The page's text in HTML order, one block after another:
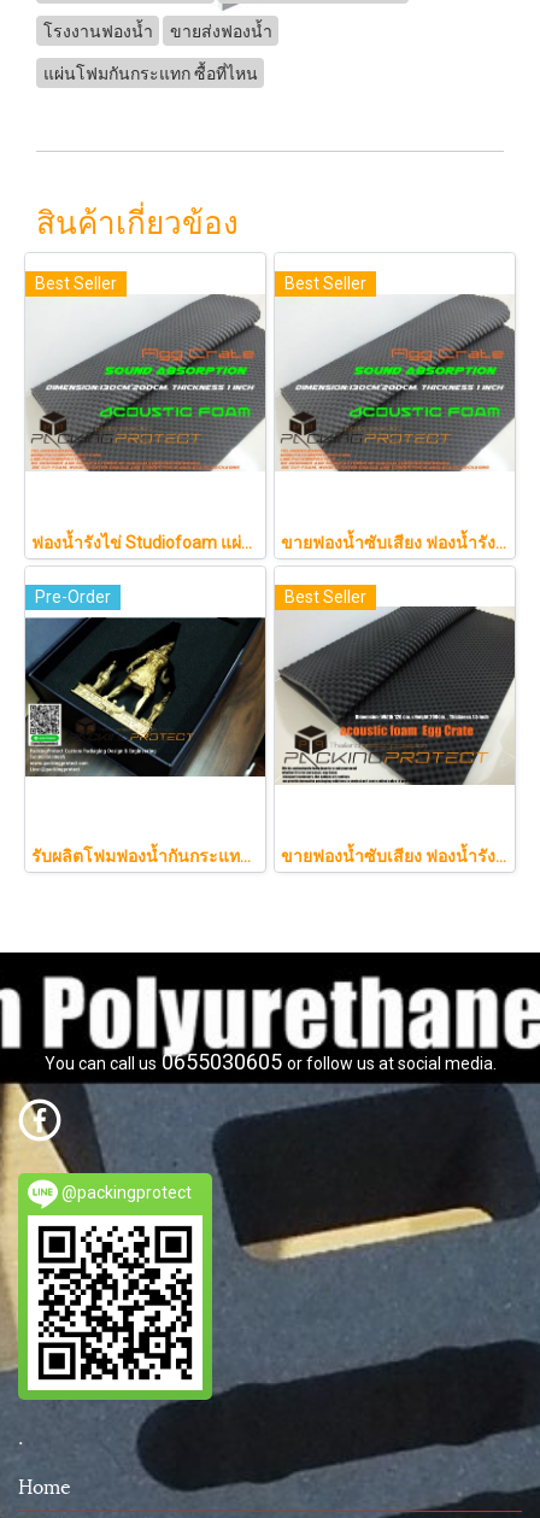
โรงงานฟองน้ำ ขายส่งฟองน้ำ
แผ่นโฟมกันกระแทก ซื้อที่ไหน
สินค้าเกี่ยวข้อง
Best Seller
ฟองน้ำรังไข่ Studiofoam แผ่นซับเสียงห้อง แผ่นซับเสียงรังไข่ แผ่นซับเสียงรังไข่ Acoustic foam สีเทาดำขนาดใหญ่ 125*200ซม.หนา1นิ้วราคา290บาท
Best Seller
ขายฟองน้ำซับเสียง ฟองน้ำรังไข่ แผ่นซับเสียงห้อง ราคาถูกฟองน้ำรังไข่ แผ่นซับเสียงรังไข่ แผ่นซับเสียงรังไข่ Acoustic foam สีเ
Pre-Order
รับผลิตโฟมฟองน้ำกันกระแทกรับออกแบบบรรจุภัณฑ์โมเดล art toy ต่างๆ
Best Seller
ขายฟองน้ำซับเสียง ฟองน้ำรังไข่ แผ่นซับเสียงห้อง ราคาถูกฟองน้ำรังไข่ แผ่นซับเสียงรังไข่ แผ่นซับเสียงรังไข่ Acoustic foam สีเทาดำขนาดใหญ่ 130*200ซม.หนา1.5นิ้วราคา350บาท(copy)
You can call us 0655030605 or follow us at social media.
@packingprotect
.
Home